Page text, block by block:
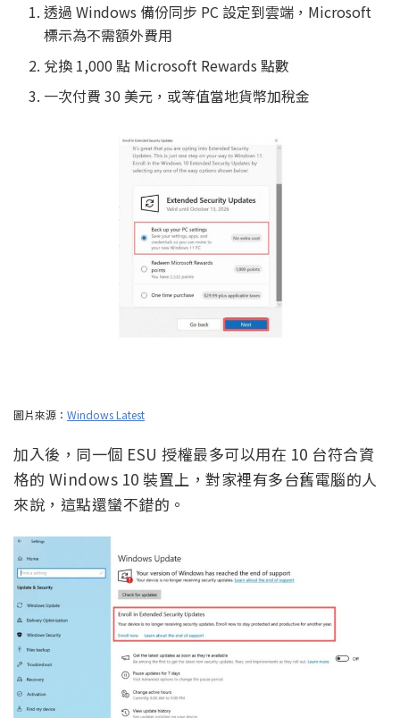
透過 Windows 備份同步 PC 設定到雲端，Microsoft
標示為不需額外費用
兌換 1,000 點 Microsoft Rewards 點數
一次付費 30 美元，或等值當地貨幣加稅金
圖片來源： Windows Latest
加入後，同一個 ESU 授權最多可以用在 10 台符合資
格的 Windows 10 裝置上，對家裡有多台舊電腦的人
來說，這點還蠻不錯的。